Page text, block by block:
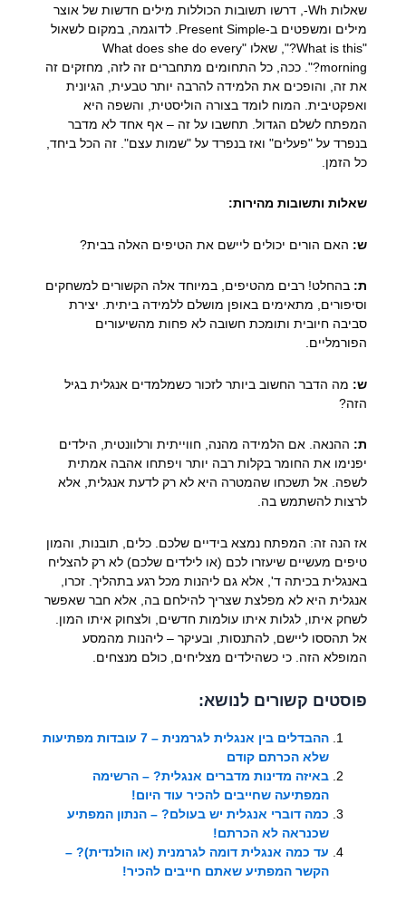
שאלות Wh-, דרשו תשובות הכוללות מילים חדשות של אוצר
מילים ומשפטים ב-Present Simple. לדוגמה, במקום לשאול
"What is this?", שאלו "What does she do every
morning?". ככה, כל התחומים מתחברים זה לזה, מחזקים זה
את זה, והופכים את הלמידה להרבה יותר טבעית, הגיונית
ואפקטיבית. המוח לומד בצורה הוליסטית, והשפה היא
המפתח לשלם הגדול. תחשבו על זה – אף אחד לא מדבר
בנפרד על "פעלים" ואז בנפרד על "שמות עצם". זה הכל ביחד,
כל הזמן.
שאלות ותשובות מהירות:
ש: האם הורים יכולים ליישם את הטיפים האלה בבית?
ת: בהחלט! רבים מהטיפים, במיוחד אלה הקשורים למשחקים
וסיפורים, מתאימים באופן מושלם ללמידה ביתית. יצירת
סביבה חיובית ותומכת חשובה לא פחות מהשיעורים
הפורמליים.
ש: מה הדבר החשוב ביותר לזכור כשמלמדים אנגלית בגיל
הזה?
ת: ההנאה. אם הלמידה מהנה, חווייתית ורלוונטית, הילדים
יפנימו את החומר בקלות רבה יותר ויפתחו אהבה אמתית
לשפה. אל תשכחו שהמטרה היא לא רק לדעת אנגלית, אלא
לרצות להשתמש בה.
אז הנה זה: המפתח נמצא בידיים שלכם. כלים, תובנות, והמון
טיפים מעשיים שיעזרו לכם (או לילדים שלכם) לא רק להצליח
באנגלית בכיתה ד', אלא גם ליהנות מכל רגע בתהליך. זכרו,
אנגלית היא לא מפלצת שצריך להילחם בה, אלא חבר שאפשר
לשחק איתו, לגלות איתו עולמות חדשים, ולצחוק איתו המון.
אל תהססו ליישם, להתנסות, ובעיקר – ליהנות מהמסע
המופלא הזה. כי כשהילדים מצליחים, כולם מנצחים.
פוסטים קשורים לנושא:
ההבדלים בין אנגלית לגרמנית – 7 עובדות מפתיעות
שלא הכרתם קודם
באיזה מדינות מדברים אנגלית? – הרשימה
המפתיעה שחייבים להכיר עוד היום!
כמה דוברי אנגלית יש בעולם? – הנתון המפתיע
שכנראה לא הכרתם!
עד כמה אנגלית דומה לגרמנית (או הולנדית)? –
הקשר המפתיע שאתם חייבים להכיר!